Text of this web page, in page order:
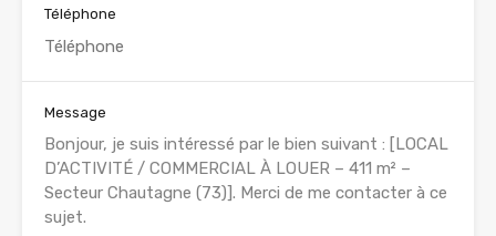
Téléphone
Message